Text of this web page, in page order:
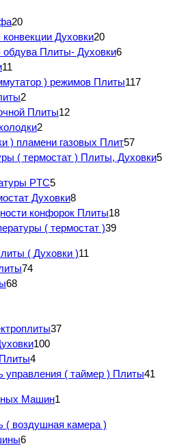
20
Духовки20
обдува Плиты- Духовки6
11
) режимов Плиты117
2
Плиты12
2
) пламени газовых Плит57
( термостат ) Плиты, Духовки5
PTC5
Духовки8
конфорок Плиты18
( термостат )39
( Духовки )11
74
68
37
100
4
управления ( таймер ) Плиты41
Машин1
( воздушная камера )
6